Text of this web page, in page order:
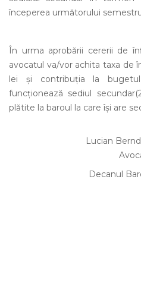
începerea următorului
În urma aprobării cererii de
avocatul va/vor achita taxa de
lei şi contribuţia la
funcţionează sediul
plătite la baroul la care îşi are
Lucian
Decanul